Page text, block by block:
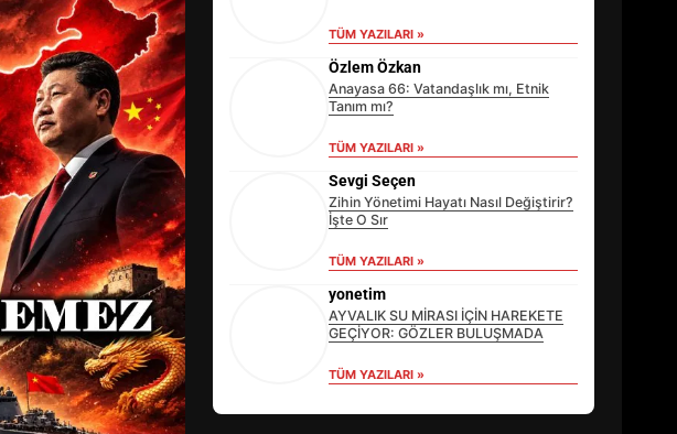
TÜM YAZILARI »
Özlem Özkan
Anayasa 66: Vatandaşlık mı, Etnik
Tanım mı?
TÜM YAZILARI »
Sevgi Seçen
Zihin Yönetimi Hayatı Nasıl Değiştirir?
İşte O Sır
TÜM YAZILARI »
yonetim
AYVALIK SU MİRASI İÇİN HAREKETE
GEÇİYOR: GÖZLER BULUŞMADA
TÜM YAZILARI »